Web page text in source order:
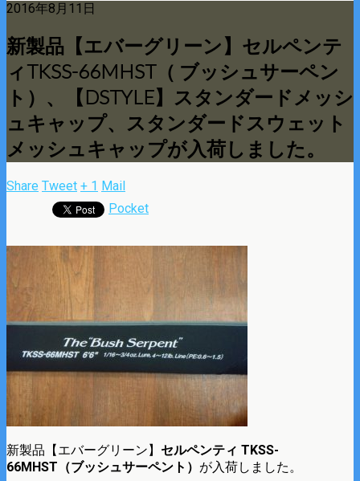
2016年8月11日
新製品【エバーグリーン】セルペンテ
ィTKSS-66MHST（ ブッシュサーペン
ト）、【DSTYLE】スタンダードメッシ
ュキャップ、スタンダードスウェット
メッシュキャップが入荷しました。
Share Tweet + 1 Mail
Pocket
新製品【エバーグリーン】 セルペンティ TKSS-
66MHST（ブッシュサーペント） が入荷しました。